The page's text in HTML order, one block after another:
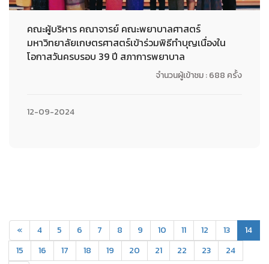
คณะผู้บริหาร คณาจารย์ คณะพยาบาลศาสตร์
มหาวิทยาลัยเกษตรศาสตร์เข้าร่วมพิธีทำบุญเนื่องใน
โอกาสวันครบรอบ 39 ปี สภาการพยาบาล
จำนวนผู้เข้าชม : 688 ครั้ง
12-09-2024
« 4 5 6 7 8 9 10 11 12 13 14
15
16 17 18 19 20 21 22 23
24